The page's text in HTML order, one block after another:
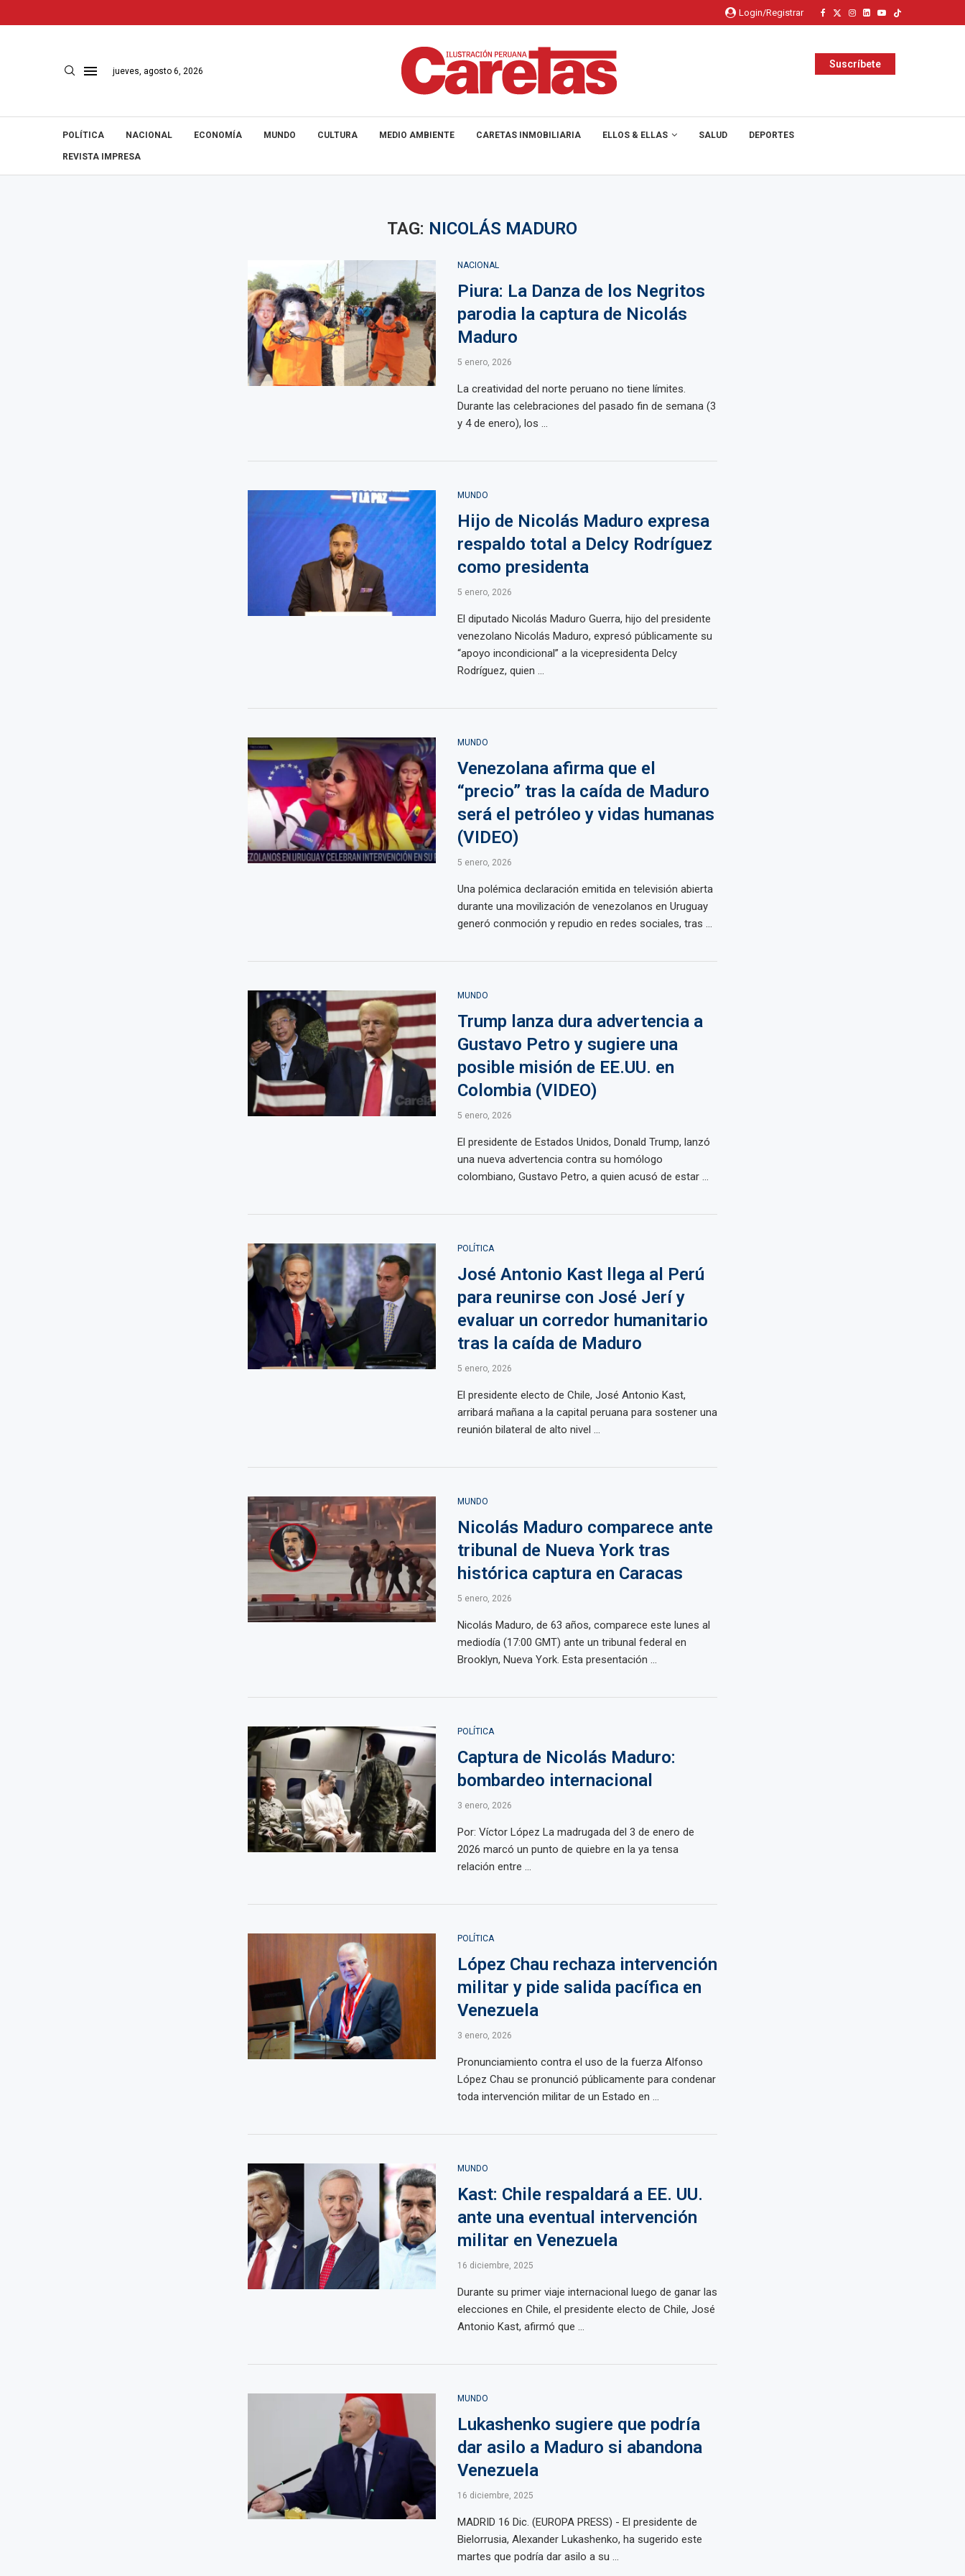
Login/Registrar
jueves, agosto 6, 2026
Suscríbete
POLÍTICA NACIONAL ECONOMÍA MUNDO CULTURA MEDIO AMBIENTE CARETAS INMOBILIARIA ELLOS & ELLAS SALUD DEPORTES
REVISTA IMPRESA
TAG: NICOLÁS MADURO
NACIONAL
Piura: La Danza de los Negritos
parodia la captura de Nicolás
Maduro
5 enero, 2026
La creatividad del norte peruano no tiene límites.
Durante las celebraciones del pasado fin de semana (3
y 4 de enero), los ...
MUNDO
Hijo de Nicolás Maduro expresa
respaldo total a Delcy Rodríguez
como presidenta
5 enero, 2026
El diputado Nicolás Maduro Guerra, hijo del presidente
venezolano Nicolás Maduro, expresó públicamente su
“apoyo incondicional” a la vicepresidenta Delcy
Rodríguez, quien ...
MUNDO
Venezolana afirma que el
“precio” tras la caída de Maduro
será el petróleo y vidas humanas
(VIDEO)
5 enero, 2026
Una polémica declaración emitida en televisión abierta
durante una movilización de venezolanos en Uruguay
generó conmoción y repudio en redes sociales, tras ...
MUNDO
Trump lanza dura advertencia a
Gustavo Petro y sugiere una
posible misión de EE.UU. en
Colombia (VIDEO)
5 enero, 2026
El presidente de Estados Unidos, Donald Trump, lanzó
una nueva advertencia contra su homólogo
colombiano, Gustavo Petro, a quien acusó de estar ...
POLÍTICA
José Antonio Kast llega al Perú
para reunirse con José Jerí y
evaluar un corredor humanitario
tras la caída de Maduro
5 enero, 2026
El presidente electo de Chile, José Antonio Kast,
arribará mañana a la capital peruana para sostener una
reunión bilateral de alto nivel ...
MUNDO
Nicolás Maduro comparece ante
tribunal de Nueva York tras
histórica captura en Caracas
5 enero, 2026
Nicolás Maduro, de 63 años, comparece este lunes al
mediodía (17:00 GMT) ante un tribunal federal en
Brooklyn, Nueva York. Esta presentación ...
POLÍTICA
Captura de Nicolás Maduro:
bombardeo internacional
3 enero, 2026
Por: Víctor López La madrugada del 3 de enero de
2026 marcó un punto de quiebre en la ya tensa
relación entre ...
POLÍTICA
López Chau rechaza intervención
militar y pide salida pacífica en
Venezuela
3 enero, 2026
Pronunciamiento contra el uso de la fuerza Alfonso
López Chau se pronunció públicamente para condenar
toda intervención militar de un Estado en ...
MUNDO
Kast: Chile respaldará a EE. UU.
ante una eventual intervención
militar en Venezuela
16 diciembre, 2025
Durante su primer viaje internacional luego de ganar las
elecciones en Chile, el presidente electo de Chile, José
Antonio Kast, afirmó que ...
MUNDO
Lukashenko sugiere que podría
dar asilo a Maduro si abandona
Venezuela
16 diciembre, 2025
MADRID 16 Dic. (EUROPA PRESS) - El presidente de
Bielorrusia, Alexander Lukashenko, ha sugerido este
martes que podría dar asilo a su ...